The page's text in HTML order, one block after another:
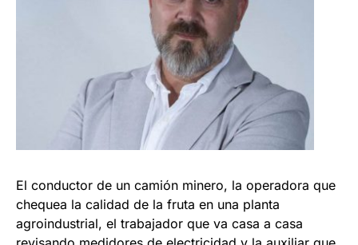
El conductor de un camión minero, la operadora que
chequea la calidad de la fruta en una planta
agroindustrial, el trabajador que va casa a casa